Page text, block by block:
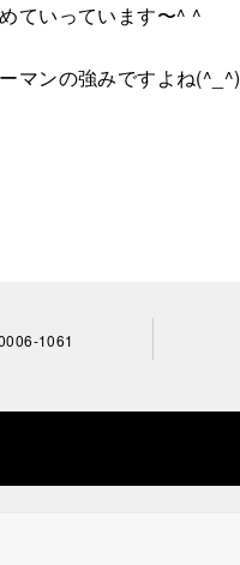
ていっています〜^ ^
マンの強みですよね(^_^)
1061